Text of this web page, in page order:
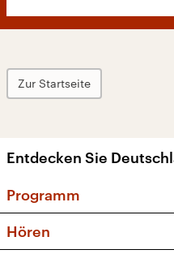
Zur Startseite
Entdecken Sie
Programm
Sendungen und
Hören